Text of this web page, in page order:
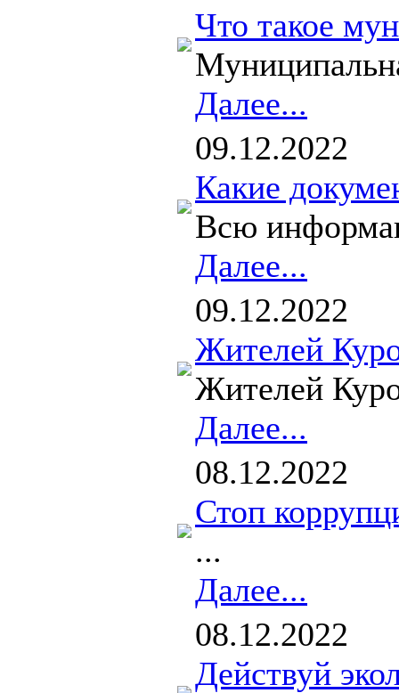
Что такое
Далее...
09.12.2022
Какие
Всю
Далее...
09.12.2022
Жителей
Жителей
Далее...
08.12.2022
Стоп
...
Далее...
08.12.2022
Действуй